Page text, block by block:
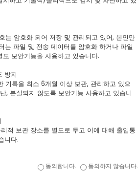
는 암호화 되어 저장 및 관리되고 있어, 본인만
는 파일 및 전송 데이터를 암호화 하거나 파일
보안기능을 사용하고 있습니다.
방지
기록을 최소 6개월 이상 보관, 관리하고 있으
, 분실되지 않도록 보안기능 사용하고 있습니
적 보관 장소를 별도로 두고 이에 대해 출입통
니다.
동의합니다. 동의하지 않습니다.